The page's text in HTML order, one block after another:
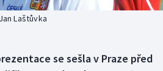
Laštůvka
se sešla v Praze před